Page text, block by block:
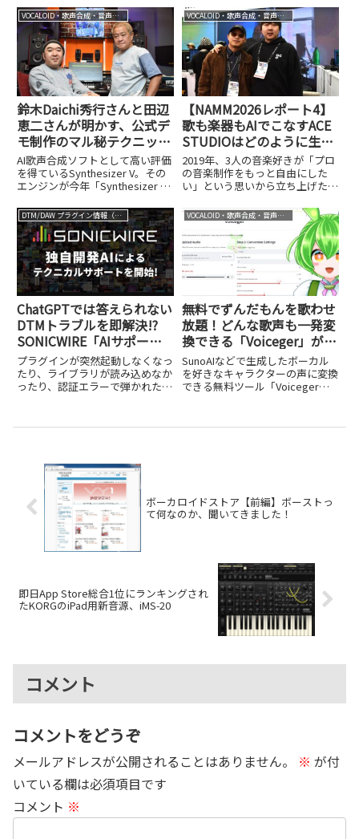
ースします。なぜ、ここに来て
「Yumi AraI」＝荒井由実の名義
なの？と不思議に思われる方もい
ると...
NT（Ver.2）」）へとメジャーア
ップデートされました（過去記事
参照）。それから約半年後の10
月15日には「鏡音リ...
VOCALOID・歌声合成・音声合成
鈴木Daichi秀行さんと田辺
恵二さんが明かす、公式デ
モ制作のマル秘テクニッ
ク。ガチプロ作家勢による
「AIボーカルコンピ Vol.2
」も8/27に配信スタート
AI歌声合成ソフトとして高い評価
を得ているSynthesizer V。その
エンジンが今年「Synthesizer V
人間らしく、表現力豊かな歌声制
作が可能になりました。また
2025年7月24日には...
VOCALOID・歌声合成・音声合成
【NAMM2026レポート4】
歌も楽器もAIでこなすACE
STUDIOはどのように生ま
れたのか? 3人の創業者が
語る、理想と未来戦略
2019年、3人の音楽好きが「プロ
の音楽制作をもっと自由にした
い」という思いから立ち上げたプ
フト、さらにはAI楽器演奏ソフト
として、最近いろいろなところで
目にするようになったACE
STUDIOです。DTMス...
DTM/DAW プラグイン情報（VST AU AAX）
ChatGPTでは答えられない
DTMトラブルを即解決!?
SONICWIRE「AIサポー
ト」が約30年分の事例で実
現した、専用AIの実力
プラグインが突然起動しなくなっ
たり、ライブラリが読み込めなか
ったり、認証エラーで弾かれた
ありますよね。慣れている人でも
VOCALOID・歌声合成・音声合成
無料でずんだもんを歌わせ
放題！どんな歌声も一発変
換できる「Voiceger」が凄
い
SunoAIなどで生成したボーカル
を好きなキャラクターの声に変換
できる無料ツール「Voiceger」
手軽さが魅力です。
ボーカロイドストア【前編】ボーストっ
て何なのか、聞いてきました！
即日App Store総合1位にランキングされ
たKORGのiPad用新音源、iMS-20
コメント
コメントをどうぞ
メールアドレスが公開されることはありません。 ※ が付
いている欄は必須項目です
コメント ※